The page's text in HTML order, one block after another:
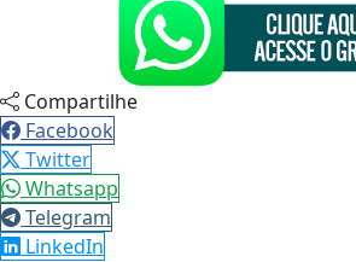
Compartilhe
Facebook
Twitter
Whatsapp
Telegram
LinkedIn